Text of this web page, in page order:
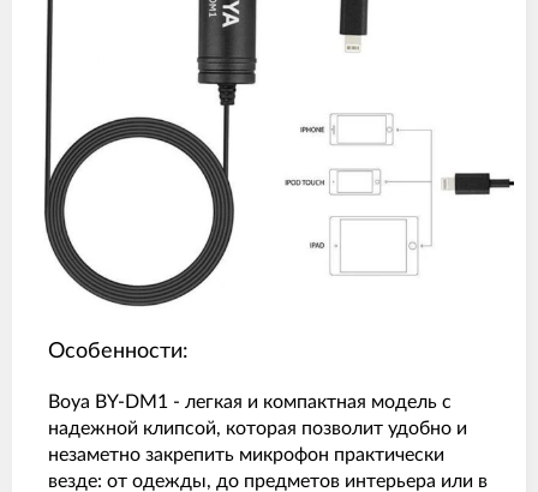
Особенности:
Boya BY-DM1 - легкая и компактная модель с
надежной клипсой, которая позволит удобно и
незаметно закрепить микрофон практически
везде: от одежды, до предметов интерьера или в